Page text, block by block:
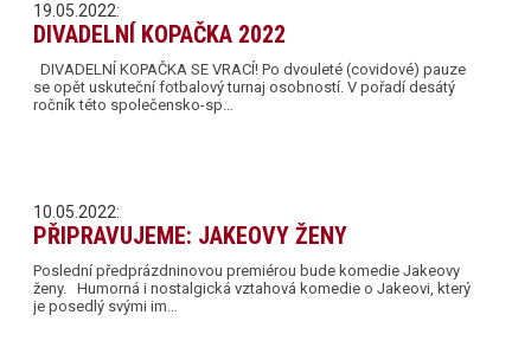
19.05.2022:
DIVADELNÍ KOPAČKA 2022
DIVADELNÍ KOPAČKA SE VRACÍ! Po dvouleté (covidové) pauze
se opět uskuteční fotbalový turnaj osobností. V pořadí desátý
ročník této společensko-sp…
10.05.2022:
PŘIPRAVUJEME: JAKEOVY ŽENY
Poslední předprázdninovou premiérou bude komedie Jakeovy
ženy. Humorná i nostalgická vztahová komedie o Jakeovi, který
je posedlý svými im…